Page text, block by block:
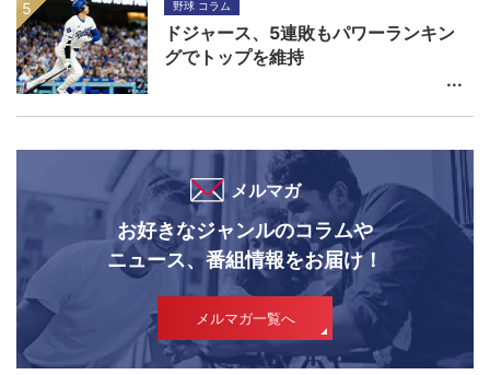
野球 コラム
ドジャース、5連敗もパワーランキン
グでトップを維持
メルマガ
お好きなジャンルのコラムや
ニュース、番組情報をお届け！
メルマガ一覧へ